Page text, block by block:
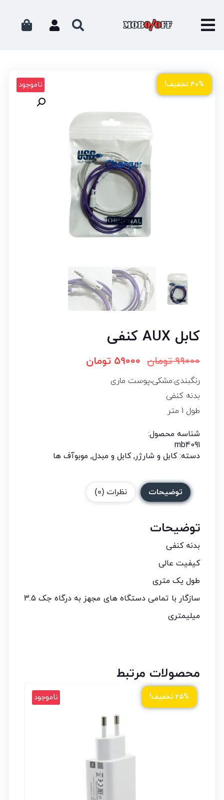
۴۰% تخفیف!
کابل AUX کنفی
99000 تومان 59000 تومان
رنگبندی:مشکی،پوست ماری
بدنه کنفی
طول 1 متر
ناموجود
شناسه محصول:
mb4091
دسته:کابل و شارژر,کابل و مبدل, موبوآف ها
توضیحات نظرات (0)
توضیحات
بدنه کنفی
کیفیت عالی
طول یک متری
سازگار با تمامی دستگاه های مجهز به درگاه جک 3.5
میلیمتری
محصولات مرتبط
۲۵% تخفیف! ناموجود